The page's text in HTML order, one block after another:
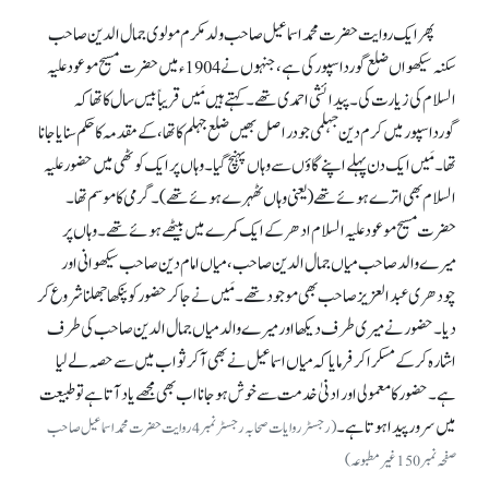
پھر ایک روایت حضرت محمد اسماعیل صاحب ولد مکرم مولوی جمال الدین صاحب
سکنہ سیکھواں ضلع گورداسپور کی ہے، جنہوں نے 1904ء میں حضرت مسیح موعود علیہ
السلام کی زیارت کی۔ پیدائشی احمدی تھے۔ کہتے ہیں مَیں قریباً بیس سال کا تھا کہ
گورداسپور میں کرم دین جہلمی جودر اصل بھیں ضلع جہلم کا تھا، کے مقدمہ کا حکم سنایا جانا
تھا۔ مَیں ایک دن پہلے اپنے گاؤں سے وہاں پہنچ گیا۔ وہاں پر ایک کوٹھی میں حضور علیہ
السلام بھی اترے ہوئے تھے (یعنی وہاں ٹھہرے ہوئے تھے)۔ گرمی کا موسم تھا۔
حضرت مسیح موعود علیہ السلام ادھر کے ایک کمرے میں بیٹھے ہوئے تھے۔ وہاں پر
میرے والد صاحب میاں جمال الدین صاحب، میاں امام دین صاحب سیکھوانی اور
چودھری عبدالعزیز صاحب بھی موجود تھے۔ مَیں نے جا کر حضور کو پنکھا جھلنا شروع کر
دیا۔ حضور نے میری طرف دیکھا اور میرے والد میاں جمال الدین صاحب کی طرف
اشارہ کر کے مسکرا کر فرمایا کہ میاں اسماعیل نے بھی آ کر ثواب میں سے حصہ لے لیا
ہے۔ حضور کا معمولی اور ادنیٰ خدمت سے خوش ہو جانا اب بھی مجھے یاد آتا ہے تو طبیعت
میں سرور پیدا ہوتا ہے۔
(رجسٹر روایات صحابہ رجسٹر نمبر 4روایت حضرت محمد اسماعیل صاحب
صفحہ نمبر150غیر مطبوعہ)